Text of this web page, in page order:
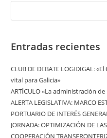
Entradas recientes
CLUB DE DEBATE LOGIDIGAL:
vital para Galicia»
ARTÍCULO «La administración
ALERTA LEGISLATIVA: MARCO
PORTUARIO DE INTERÉS GENERAL
JORNADA: OPTIMIZACIÓN DE
COOPERACIÓN